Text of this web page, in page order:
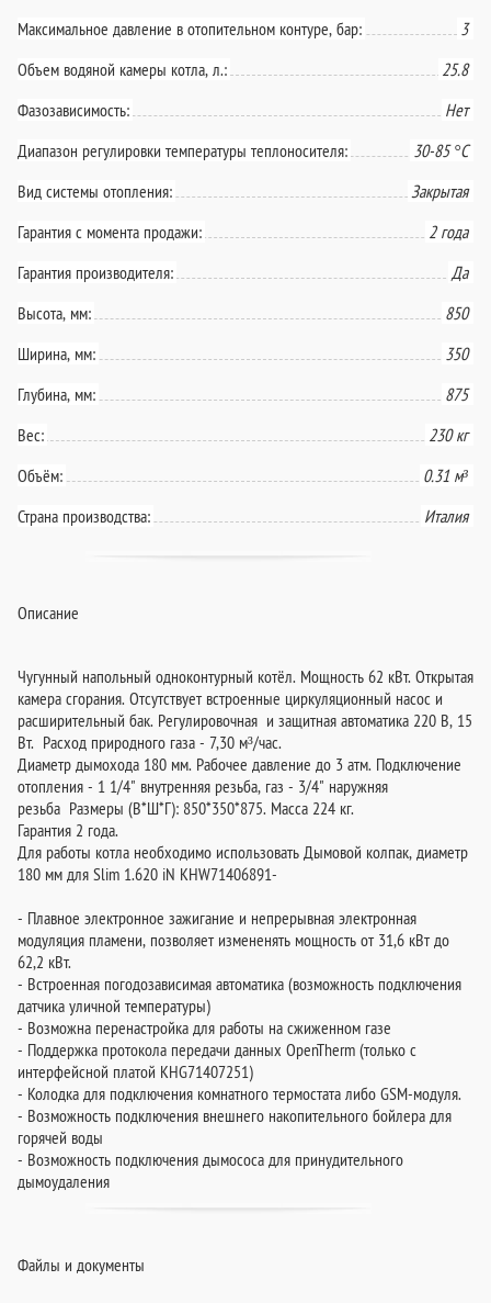
Максимальное давление в отопительном контуре, бар:
3
Объем водяной камеры котла, л.:
25.8
Фазозависимость:
Нет
Диапазон регулировки температуры теплоносителя:
30-85 °С
Вид системы отопления:
Закрытая
Гарантия с момента продажи:
2 года
Гарантия производителя:
Да
Высота, мм:
850
Ширина, мм:
350
Глубина, мм:
875
Вес:
230 кг
Объём:
0.31 м³
Страна производства:
Италия
Описание
Чугунный напольный одноконтурный котёл. Мощность 62 кВт. Открытая
камера сгорания. Отсутствует встроенные циркуляционный насос и
расширительный бак. Регулировочная и защитная автоматика 220 В, 15
Вт. Расход природного газа - 7,30 м³/час.
Диаметр дымохода 180 мм. Рабочее давление до 3 атм. Подключение
отопления - 1 1/4" внутренняя резьба, газ - 3/4" наружняя
резьба Размеры (В*Ш*Г): 850*350*875. Масса 224 кг.
Гарантия 2 года.
Для работы котла необходимо использовать Дымовой колпак, диаметр
180 мм для Slim 1.620 iN KHW71406891-
- Плавное электронное зажигание и непрерывная электронная
модуляция пламени, позволяет измененять мощность от 31,6 кВт до
62,2 кВт.
- Встроенная погодозависимая автоматика (возможность подключения
датчика уличной температуры)
- Возможна перенастройка для работы на сжиженном газе
- Поддержка протокола передачи данных OpenTherm (только с
интерфейсной платой KHG71407251)
- Колодка для подключения комнатного термостата либо GSM-модуля.
- Возможность подключения внешнего накопительного бойлера для
горячей воды
- Возможность подключения дымососа для принудительного
дымоудаления
Файлы и документы